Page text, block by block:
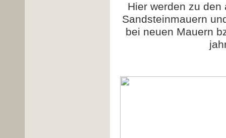
Hier werden zu
Sandsteinmauern
bei neuen Mauern